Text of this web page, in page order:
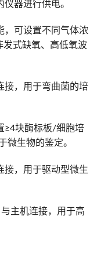
器进行供电。
可设置不同气体浓
发式缺氧、高低氧波
接，用于弯曲菌的培
≥4块酶标板/细胞培
微生物的鉴定。
，用于驱动型微生
主机连接，用于高